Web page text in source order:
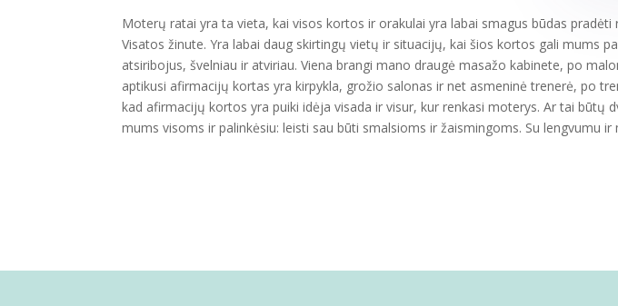
Moterų ratai yra ta vieta, kai visos kortos ir orakulai yra labai smagus būdas
Visatos žinute. Yra labai daug skirtingų vietų ir situacijų, kai šios kortos gali mums
atsiribojus, švelniau ir atviriau. Viena brangi mano draugė masažo kabinete, po
aptikusi afirmacijų kortas yra kirpykla, grožio salonas ir net asmeninė trenerė, po
kad afirmacijų kortos yra puiki idėja visada ir visur, kur renkasi moterys. Ar tai
mums visoms ir palinkėsiu: leisti sau būti smalsioms ir žaismingoms. Su lengvumu